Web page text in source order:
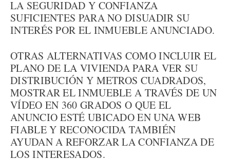
LA SEGURIDAD Y CONFIANZA
SUFICIENTES PARA NO DISUADIR SU
INTERÉS POR EL INMUEBLE ANUNCIADO.
OTRAS ALTERNATIVAS COMO INCLUIR EL
PLANO DE LA VIVIENDA PARA VER SU
DISTRIBUCIÓN Y METROS CUADRADOS,
MOSTRAR EL INMUEBLE A TRAVÉS DE UN
VÍDEO EN 360 GRADOS O QUE EL
ANUNCIO ESTÉ UBICADO EN UNA WEB
FIABLE Y RECONOCIDA TAMBIÉN
AYUDAN A REFORZAR LA CONFIANZA DE
LOS INTERESADOS.